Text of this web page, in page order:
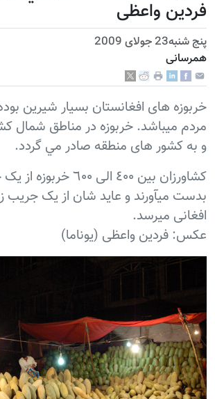
فردين واعظی
پنج شنبه23 جولای 2009
همرسانی
خربوزه های افغانستان بسيار شيرين
مردم ميباشد. خربوزه در مناطق شمال
و به کشور های منطقه صادر مي گردد.
کشاورزان بين ٤٠٠ الی
بدست ميآورند و عايد شان از يک جريب زمين
افغانی ميرسد.
عکس: فردين واعظی (يوناما)